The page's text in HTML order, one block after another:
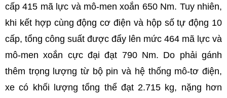
cấp 415 mã lực và mô-men xoắn 650 Nm. Tuy nhiên,
khi kết hợp cùng động cơ điện và hộp số tự động 10
cấp, tổng công suất được đẩy lên mức 464 mã lực và
mô-men xoắn cực đại đạt 790 Nm. Do phải gánh
thêm trọng lượng từ bộ pin và hệ thống mô-tơ điện,
xe có khối lượng tổng thể đạt 2.715 kg, nặng hơn